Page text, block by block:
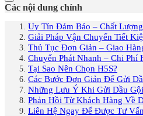
Các nội dung chính
Uy Tín Đảm Bảo – Chất
Giải Pháp Vận Chuyển Tiết
Thủ Tục Đơn Giản – Giao
Chuyển Phát Nhanh – Chi Phí
Tại Sao Nên Chọn H5S?
Các Bước Đơn Giản Để Gửi
Những Lưu Ý Khi Gửi Dầu
Phản Hồi Từ Khách Hàng Về
Liên Hệ Ngay Để Được Tư